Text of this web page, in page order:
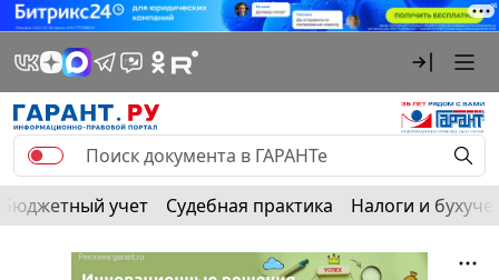
Бюджетный учет Судебная практика Налоги и